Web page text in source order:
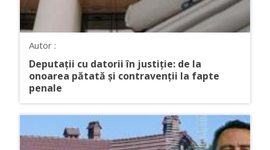
Autor :
Deputații cu datorii în justiție: de la
onoarea pătată și contravenții la fapte
penale